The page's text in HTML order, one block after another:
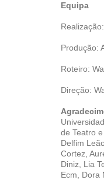
Equipa
Produção:
Roteiro:
Direção:
de Teatro
Delfim
Cortez,
Diniz, Lia
Ecm, Dora